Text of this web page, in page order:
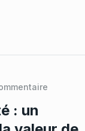
: un